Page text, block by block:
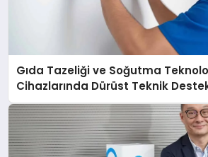
Gıda Tazeliği ve Soğutma
Cihazlarında Dürüst Teknik